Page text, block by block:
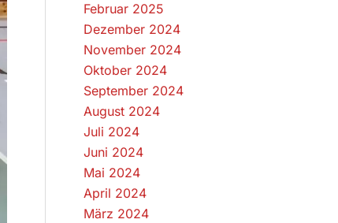
Februar 2025
Dezember 2024
November 2024
Oktober 2024
September 2024
August 2024
Juli 2024
Juni 2024
Mai 2024
April 2024
März 2024